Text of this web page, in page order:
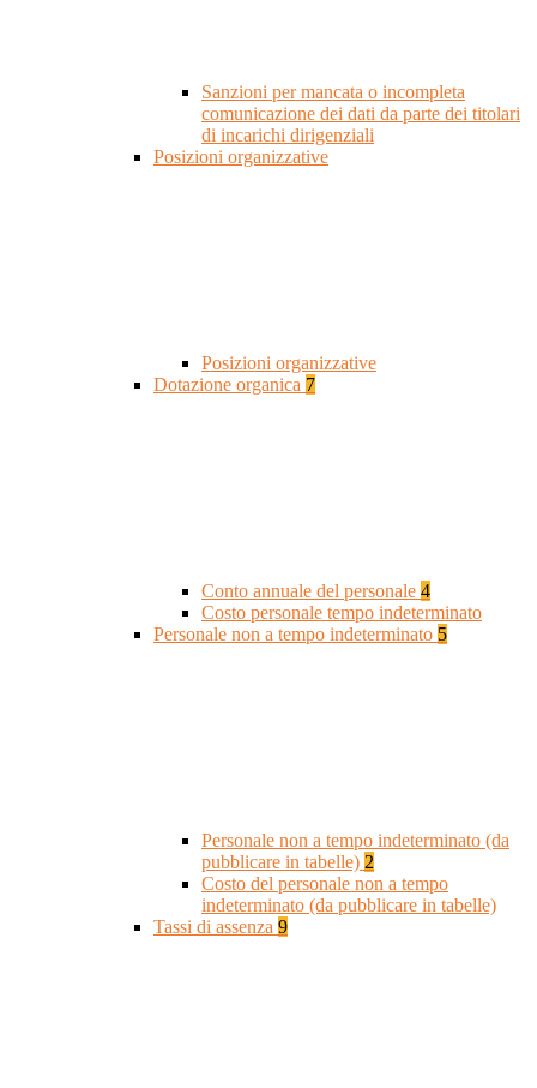
Sanzioni per mancata o incompleta
comunicazione dei dati da parte dei titolari
di incarichi dirigenziali
Posizioni organizzative
Posizioni organizzative
Dotazione organica 7
Conto annuale del personale 4
Costo personale tempo indeterminato
Personale non a tempo indeterminato 5
Personale non a tempo indeterminato (da
pubblicare in tabelle) 2
Costo del personale non a tempo
indeterminato (da pubblicare in tabelle)
Tassi di assenza 9